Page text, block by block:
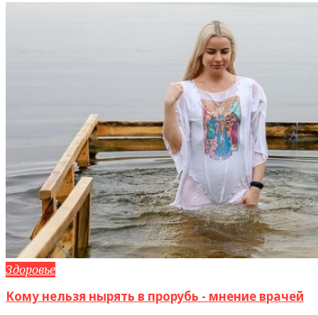
Здоровье
Кому нельзя нырять в прорубь - мнение врачей